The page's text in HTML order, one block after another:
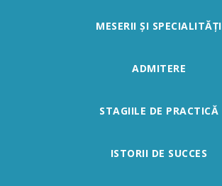
MESERII ȘI SPECIALITĂȚI
ADMITERE
STAGIILE DE PRACTICĂ
ISTORII DE SUCCES